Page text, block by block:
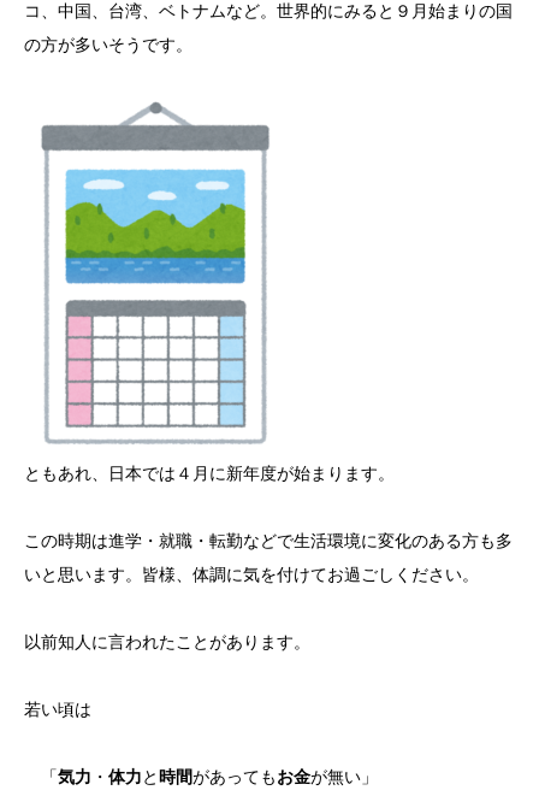
コ、中国、台湾、ベトナムなど。世界的にみると９月始まりの国
の方が多いそうです。
ともあれ、日本では４月に新年度が始まります。
この時期は進学・就職・転勤などで生活環境に変化のある方も多
いと思います。皆様、体調に気を付けてお過ごしください。
以前知人に言われたことがあります。
若い頃は
「気力 ・ 体力と 時間があってもお金が無い」